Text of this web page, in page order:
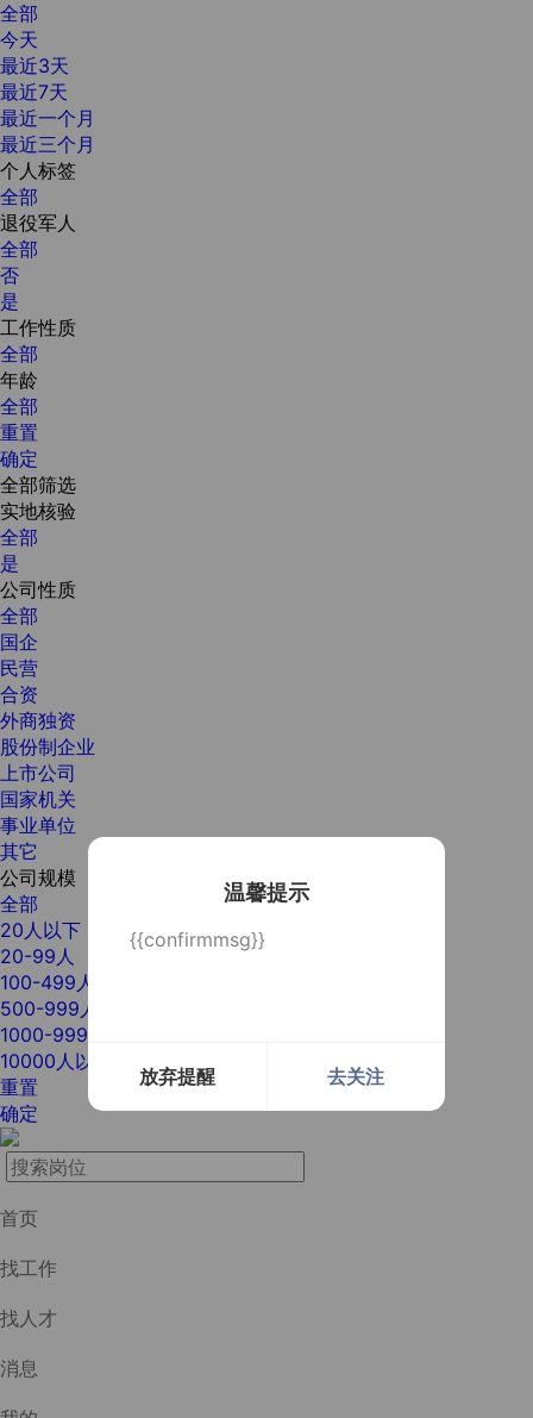
温馨提示
{{confirmmsg}}
放弃提醒 去关注
全部
今天
最近3天
最近7天
最近一个月
最近三个月
个人标签
全部
退役军人
全部
否
是
工作性质
全部
年龄
全部
重置
确定
全部筛选
实地核验
全部
是
公司性质
全部
国企
民营
合资
外商独资
股份制企业
上市公司
国家机关
事业单位
其它
公司规模
全部
20人以下
20-99人
100-499人
500-999人
1000-9999人
10000人以上
重置
确定
首页
找工作
找人才
消息